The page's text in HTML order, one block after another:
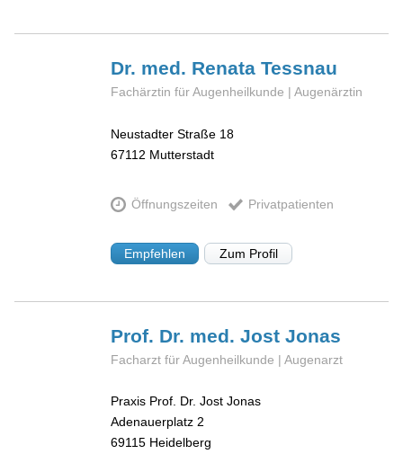
Dr. med. RenataTessnau
Fachärztin für Augenheilkunde | Augenärztin
Neustadter Straße 18
67112 Mutterstadt
Öffnungszeiten Privatpatienten
Empfehlen Zum Profil
Prof. Dr. med. JostJonas
Facharzt für Augenheilkunde | Augenarzt
Praxis Prof. Dr. Jost Jonas
Adenauerplatz 2
69115 Heidelberg